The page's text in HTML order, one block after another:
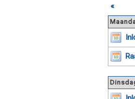
«